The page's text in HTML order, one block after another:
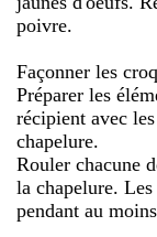
poivre.
Façonner les
Préparer les
récipient avec
chapelure.
Rouler chacune
la chapelure.
pendant au